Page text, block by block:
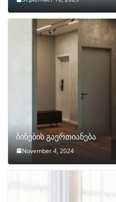
ბინების გაერთიანება
November 4, 2024